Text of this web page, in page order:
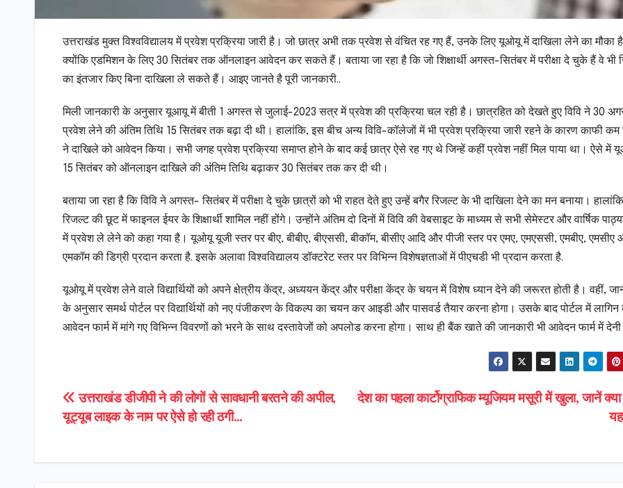
उत्तराखंड मुक्त विश्वविद्यालय में प्रवेश प्रक्रिया जारी है। जो छात्र अभी तक प्रवेश से वंचित रह गए हैं, उनके लिए यूओयू में दाखिला लेने का मौका
क्योंकि एडमिशन के लिए 30 सितंबर तक ऑनलाइन आवेदन कर सकते हैं। बताया जा रहा है कि जो शिक्षार्थी अगस्त-सितंबर में परीक्षा दे चुके हैं वे भी
का इंतजार किए बिना दाखिला ले सकते हैं। आइए जानते है पूरी जानकारी..
मिली जानकारी के अनुसार यूआयू में बीती 1 अगस्त से जुलाई-2023 सत्र में प्रवेश की प्रक्रिया चल रही है। छात्रहित को देखते हुए विवि ने 30
प्रवेश लेने की अंतिम तिथि 15 सितंबर तक बढ़ा दी थी। हालांकि, इस बीच अन्य विवि-कॉलेजों में भी प्रवेश प्रक्रिया जारी रहने के कारण काफी कम
ने दाखिले को आवेदन किया। सभी जगह प्रवेश प्रक्रिया समाप्त होने के बाद कई छात्र ऐसे रह गए थे जिन्हें कहीं प्रवेश नहीं मिल पाया था। ऐसे में
15 सितंबर को ऑनलाइन दाखिले की अंतिम तिथि बढ़ाकर 30 सितंबर तक कर दी थी।
बताया जा रहा है कि विवि ने अगस्त- सितंबर में परीक्षा दे चुके छात्रों को भी राहत देते हुए उन्हें बगैर रिजल्ट के भी दाखिला देने का मन बनाया। हालांकि
रिजल्ट की छूट में फाइनल ईयर के शिक्षार्थी शामिल नहीं होंगे। उन्होंने अंतिम दो दिनों में विवि की वेबसाइट के माध्यम से सभी सेमेस्टर और वार्षिक
में प्रवेश ले लेने को कहा गया है। यूओयू यूजी स्तर पर बीए, बीबीए, बीएससी, बीकॉम, बीसीए आदि और पीजी स्तर पर एमए, एमएससी, एमबीए, एमसीए
एमकॉम की डिग्री प्रदान करता है. इसके अलावा विश्वविद्यालय डॉक्टरेट स्तर पर विभिन्न विशेषज्ञताओं में पीएचडी भी प्रदान करता है.
यूओयू में प्रवेश लेने वाले विद्यार्थियों को अपने क्षेत्रीय केंद्र, अध्ययन केंद्र और परीक्षा केंद्र के चयन में विशेष ध्यान देने की जरूरत होती है। वहीं,
के अनुसार समर्थ पोर्टल पर विद्यार्थियों को नए पंजीकरण के विकल्प का चयन कर आइडी और पासवर्ड तैयार करना होगा। उसके बाद पोर्टल में
आवेदन फार्म में मांगे गए विभिन्न विवरणों को भरने के साथ दस्तावेजों को अपलोड करना होगा। साथ ही बैंक खाते की जानकारी भी आवेदन फार्म में देनी
Post
navigation
देश का पहला कार्टोग्राफिक म्यूजियम मसूरी में खुला, जानें
उत्तराखंड डीजीपी ने की लोगों से सावधानी बरतने की अपील,
यूट्यूब लाइक के नाम पर ऐसे हो रही ठगी…